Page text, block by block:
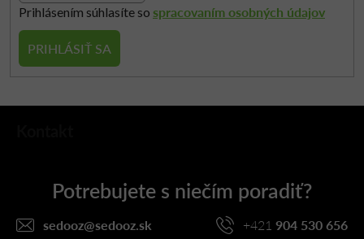
Prihlásením súhlasíte so spracovaním osobných údajov
PRIHLÁSIŤ SA
sedooz@sedooz.sk +421 904 530 656